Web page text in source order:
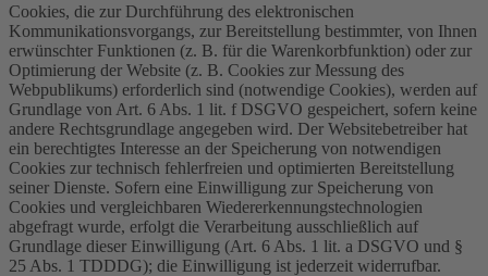
Cookies, die zur Durchführung des elektronischen
Kommunikationsvorgangs, zur Bereitstellung bestimmter, von Ihnen
erwünschter Funktionen (z. B. für die Warenkorbfunktion) oder zur
Optimierung der Website (z. B. Cookies zur Messung des
Webpublikums) erforderlich sind (notwendige Cookies), werden auf
Grundlage von Art. 6 Abs. 1 lit. f DSGVO gespeichert, sofern keine
andere Rechtsgrundlage angegeben wird. Der Websitebetreiber hat
ein berechtigtes Interesse an der Speicherung von notwendigen
Cookies zur technisch fehlerfreien und optimierten Bereitstellung
seiner Dienste. Sofern eine Einwilligung zur Speicherung von
Cookies und vergleichbaren Wiedererkennungstechnologien
abgefragt wurde, erfolgt die Verarbeitung ausschließlich auf
Grundlage dieser Einwilligung (Art. 6 Abs. 1 lit. a DSGVO und §
25 Abs. 1 TDDDG); die Einwilligung ist jederzeit widerrufbar.